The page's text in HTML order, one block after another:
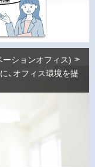
ーションオフィス)
、オフィス環境を提